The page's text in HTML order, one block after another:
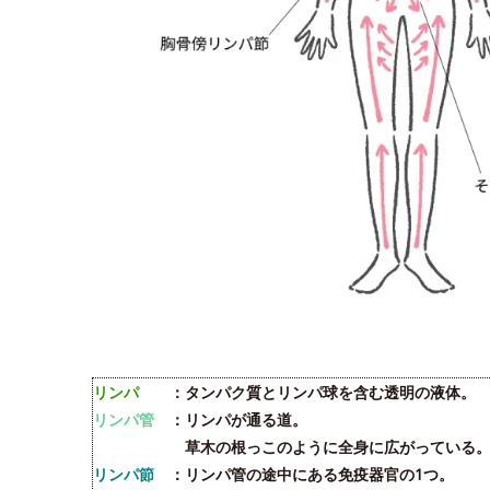
リンパ：タンパク質とリンパ球を含む透明の液体。
リンパ管 ：リンパが通る道。
草木の根っこのように全身に広がっている。
リンパ節 ：リンパ管の途中にある免疫器官の1つ。